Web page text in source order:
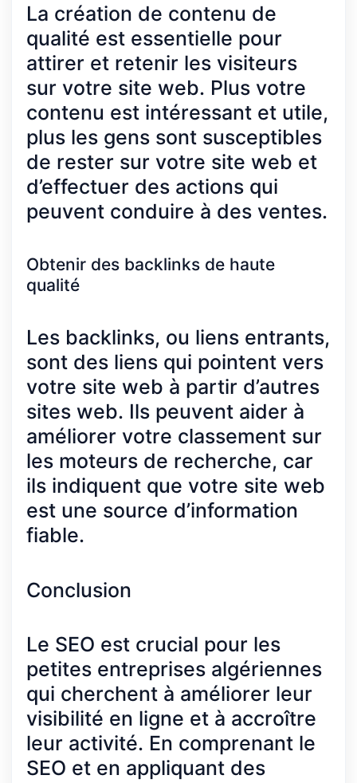
La création de contenu de
qualité est essentielle pour
attirer et retenir les visiteurs
sur votre site web. Plus votre
contenu est intéressant et utile,
plus les gens sont susceptibles
de rester sur votre site web et
d’effectuer des actions qui
peuvent conduire à des ventes.
Obtenir des backlinks de haute
qualité
Les backlinks, ou liens entrants,
sont des liens qui pointent vers
votre site web à partir d’autres
sites web. Ils peuvent aider à
améliorer votre classement sur
les moteurs de recherche, car
ils indiquent que votre site web
est une source d’information
fiable.
Conclusion
Le SEO est crucial pour les
petites entreprises algériennes
qui cherchent à améliorer leur
visibilité en ligne et à accroître
leur activité. En comprenant le
SEO et en appliquant des